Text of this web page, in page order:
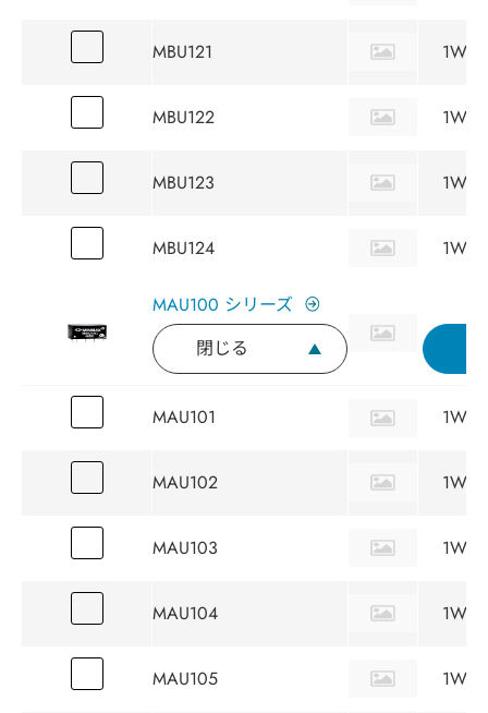
MBU121 1W
MBU122 1W
MBU123 1W
MBU124 1W
MAU100 シリーズ
閉じる
MAU101 1W
MAU102 1W
MAU103 1W
MAU104 1W
MAU105 1W